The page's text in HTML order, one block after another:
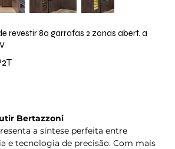
revestir 80 garrafas 2 zonas abert. a
Bertazzoni
a síntese perfeita entre
e tecnologia de precisão. Com mais